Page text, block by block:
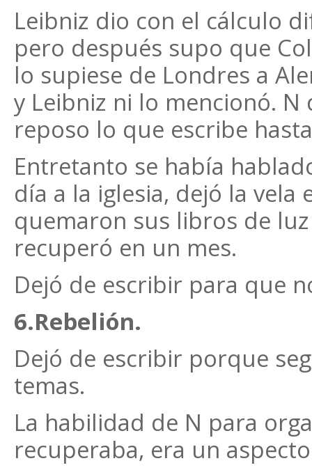
Leibniz dio con el cálculo
pero después supo que
lo supiese de Londres a
y Leibniz ni lo mencionó.
reposo lo que escribe
Entretanto se había
día a la iglesia, dejó la vela
quemaron sus libros de
recuperó en un mes.
Dejó de escribir para que
6.Rebelión.
Dejó de escribir porque
temas.
La habilidad de N para
recuperaba, era un